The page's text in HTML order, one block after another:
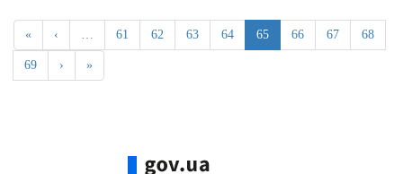
« ‹ … 61 62 63 64 65 66 67 68
69 › »